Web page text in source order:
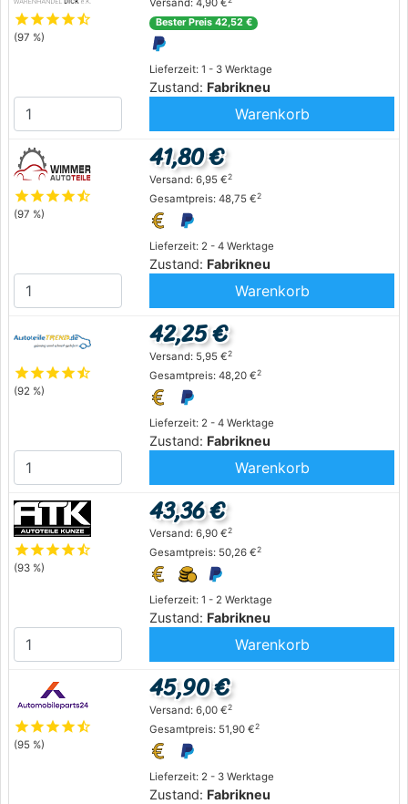
starstarstarstarstar_half
(97 %)
Lieferzeit: 1 - 3 Werktage
Zustand: Fabrikneu
Versand: 4,90 €
Bester Preis 42,52 €
Warenkorb
starstarstarstarstar_half
(97 %)
Lieferzeit: 2 - 4 Werktage
Zustand: Fabrikneu
41,80 €
Versand: 6,95 €2
Gesamtpreis: 48,75 €2
Warenkorb
starstarstarstarstar_half
(92 %)
Lieferzeit: 2 - 4 Werktage
Zustand: Fabrikneu
42,25 €
Versand: 5,95 €2
Gesamtpreis: 48,20 €2
Warenkorb
starstarstarstarstar_half
(93 %)
Lieferzeit: 1 - 2 Werktage
Zustand: Fabrikneu
43,36 €
Versand: 6,90 €2
Gesamtpreis: 50,26 €2
Warenkorb
starstarstarstarstar_half
(95 %)
Lieferzeit: 2 - 3 Werktage
Zustand: Fabrikneu
45,90 €
Versand: 6,00 €2
Gesamtpreis: 51,90 €2